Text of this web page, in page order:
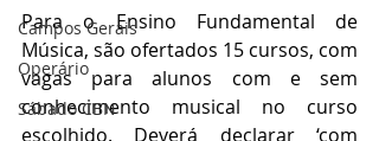
Campos Gerais
Operário
Sábado CBN
Para o Ensino Fundamental de
Música, são ofertados 15 cursos, com
vagas para alunos com e sem
conhecimento musical no curso
escolhido. Deverá declarar ‘com